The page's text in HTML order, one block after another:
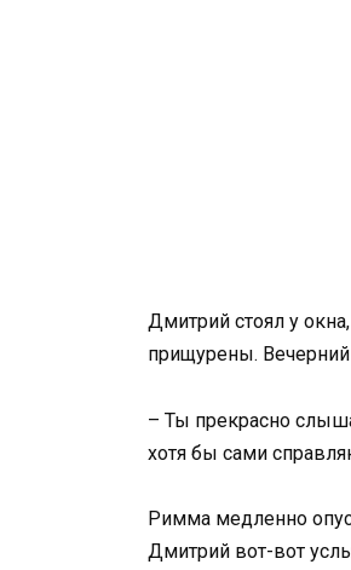
Дмитрий стоял у
прищурены.
– Ты прекрасно
хотя бы сами
Римма медленно
Дмитрий вот-вот